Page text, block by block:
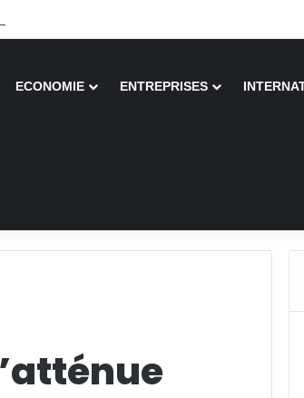
la vue après une greffe inédite
ECONOMIE ENTREPRISES